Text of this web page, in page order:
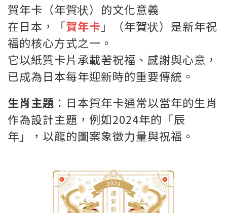
賀年卡（年賀状）的文化意義
在日本，「賀年卡 」（年賀状）是新年祝
福的核心方式之一。
它以紙質卡片承載著祝福、感謝與心意，
已成為日本每年迎新時的重要傳統。
生肖主題 ：日本賀年卡通常以當年的生肖
作為設計主題，例如2024年的「辰
年」，以龍的圖案象徵力量與祝福。